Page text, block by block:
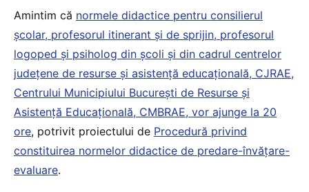
Amintim că normele didactice pentru consilierul
școlar, profesorul itinerant și de sprijin, profesorul
logoped și psiholog din școli și din cadrul centrelor
județene de resurse și asistență educațională, CJRAE,
Centrului Municipiului București de Resurse și
Asistență Educațională, CMBRAE, vor ajunge la 20
ore, potrivit proiectului de Procedură privind
constituirea normelor didactice de predare-învățare-
evaluare.